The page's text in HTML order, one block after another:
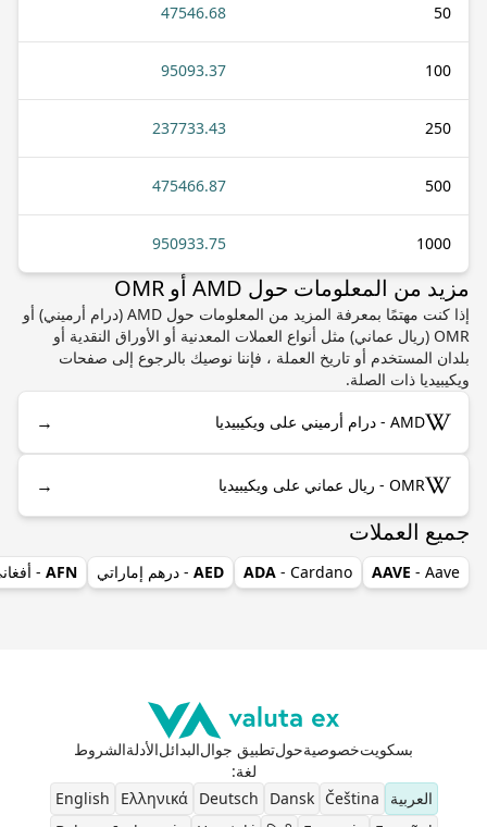
50
47546.68
100
95093.37
250
237733.43
500
475466.87
1000
950933.75
مزيد من المعلومات حول AMD أو OMR
إذا كنت مهتمًا بمعرفة المزيد من المعلومات حول AMD (درام أرميني) أو
OMR (ريال عماني) مثل أنواع العملات المعدنية أو الأوراق النقدية أو
بلدان المستخدم أو تاريخ العملة ، فإننا نوصيك بالرجوع إلى صفحات
ويكيبيديا ذات الصلة.
AMD - درام أرميني على ويكيبيديا →
OMR - ريال عماني على ويكيبيديا →
جميع العملات
AAVE - Aave
ADA - Cardano
AED - درهم إماراتي AFN
-
بسكويتخصوصيةحولتطبيق جوالالبدائلالأدلةالشروط
لغة:
العربية
Čeština
Dansk
Deutsch
Ελληνικά
English